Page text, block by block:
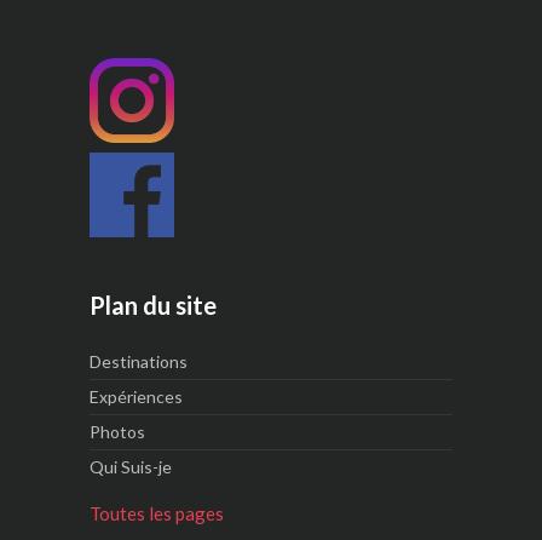
Plan du site
Destinations
Expériences
Photos
Qui Suis-je
Toutes les pages